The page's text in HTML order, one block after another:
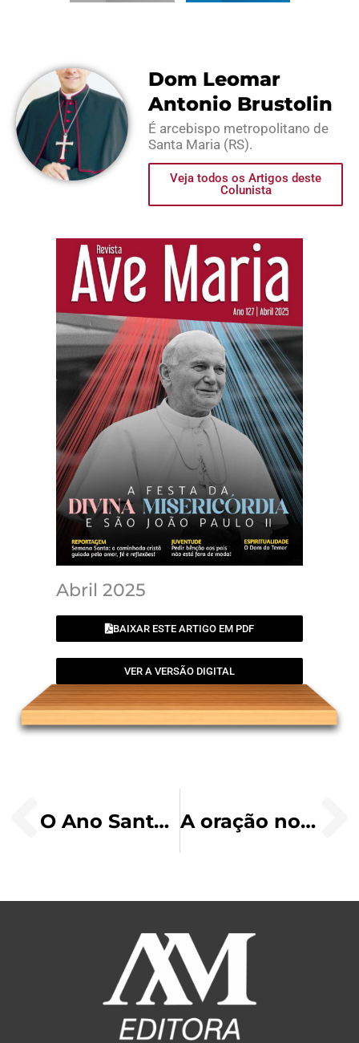
Dom Leomar
Antonio Brustolin
É arcebispo metropolitano de
Santa Maria (RS).
Veja todos os Artigos deste
Colunista
Abril 2025
BAIXAR ESTE ARTIGO EM PDF
VER A VERSÃO DIGITAL
O Ano Santo e a Paróquia A oração no Evangelho de Lucas e Atos